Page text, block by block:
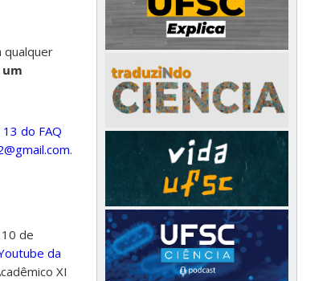
qualquer
do FAQ
.
de
da
XI